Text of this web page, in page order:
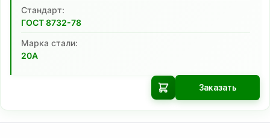
Cтандарт:
ГОСТ 8732-78
Марка стали:
20А
Заказать